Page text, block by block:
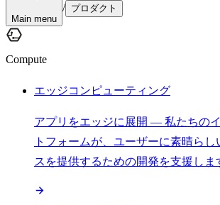
Main menu
/ プロダクト
Compute
エッジコンピューティング
アプリをエッジに展開 — 私たちの
トフォームが、ユーザーに素晴ら
スを提供するための開発を支援しま